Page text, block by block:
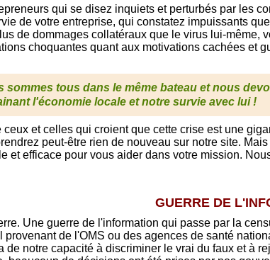
qui se disez inquiets et perturbés par les
de votre entreprise, qui constatez impuissants
de dommages collatéraux que le virus lui-même,
choquantes quant aux motivations cachées et
sommes tous dans le même bateau et nous
l'économie locale et notre survie avec lui !
ceux et celles qui croient que cette crise est une
peut-être rien de nouveau sur notre site.
et efficace pour vous aider dans votre mission.
GUERRE DE
Une guerre de l'information qui passe par la
provenant de l'OMS ou des agences de santé
de notre capacité à discriminer le vrai du faux et à